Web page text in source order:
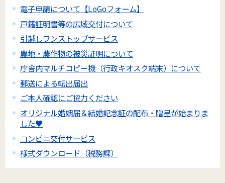
電子申請について【LoGoフォーム】
戸籍証明書等の広域交付について
引越しワンストップサービス
農地・農作物の被災証明について
庁舎内マルチコピー機（行政キオスク端末）について
郵送による転出届出
ご本人確認にご協力ください
オリジナル婚姻届＆結婚記念証の配布・贈呈が始まりま
した♥
コンビニ交付サービス
様式ダウンロード（税務課）